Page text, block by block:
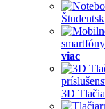
viac
3D